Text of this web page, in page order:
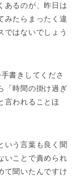
あるのが、昨日は
みたらまったく違
ではないでしょう
書きしてくださ
「時間の掛け過ぎ
言われることほ
いう言葉も良く聞
いことで責められ
て聞いたんですけ